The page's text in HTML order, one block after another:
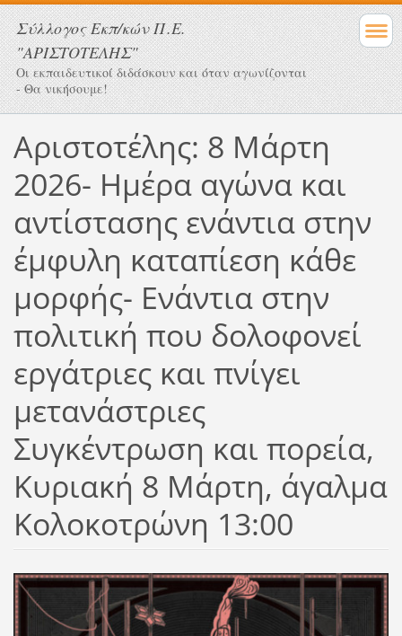
Σύλλογος Eκπ/κών Π.Ε.
"ΑΡΙΣΤΟΤΕΛΗΣ"
Οι εκπαιδευτικοί διδάσκουν και όταν αγωνίζονται
- Θα νικήσουμε!
Αριστοτέλης: 8 Μάρτη
2026- Ημέρα αγώνα και
αντίστασης ενάντια στην
έμφυλη καταπίεση κάθε
μορφής- Ενάντια στην
πολιτική που δολοφονεί
εργάτριες και πνίγει
μετανάστριες
Συγκέντρωση και πορεία,
Κυριακή 8 Μάρτη, άγαλμα
Κολοκοτρώνη 13:00